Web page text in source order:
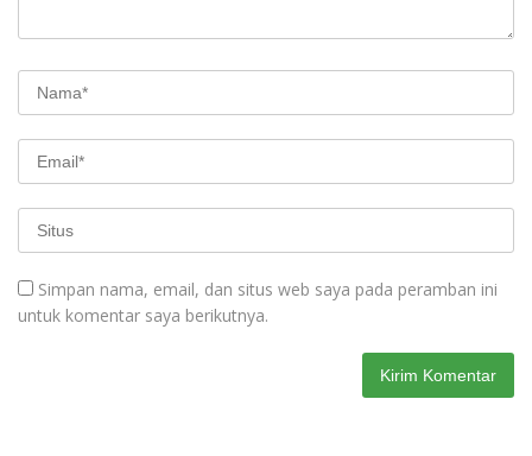
Simpan nama, email, dan situs web saya pada peramban ini
untuk komentar saya berikutnya.